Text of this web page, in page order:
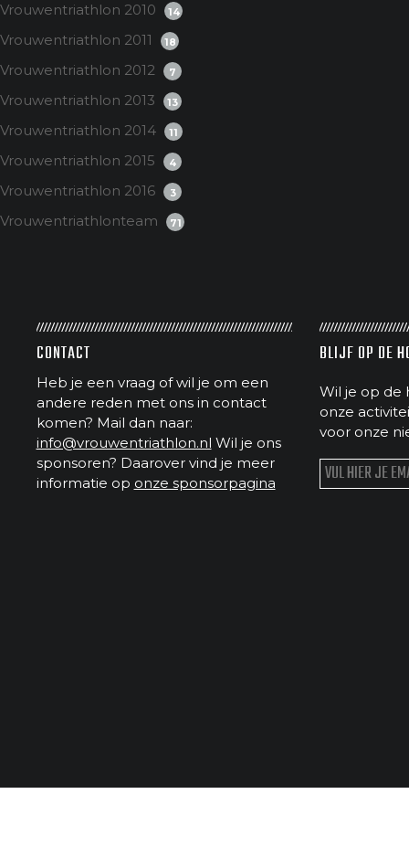
Vrouwentriathlon 2010 14
Vrouwentriathlon 2011 18
Vrouwentriathlon 2012 7
Vrouwentriathlon 2013 13
Vrouwentriathlon 2014 11
Vrouwentriathlon 2015 4
Vrouwentriathlon 2016 3
Vrouwentriathlonteam 71
CONTACT
Heb je een vraag of wil je om een
andere reden met ons in contact
komen? Mail dan naar:
info@vrouwentriathlon.nl Wil je ons
sponsoren? Daarover vind je meer
informatie op onze sponsorpagina
BLIJF OP DE
Wil je op de
onze
voor onze